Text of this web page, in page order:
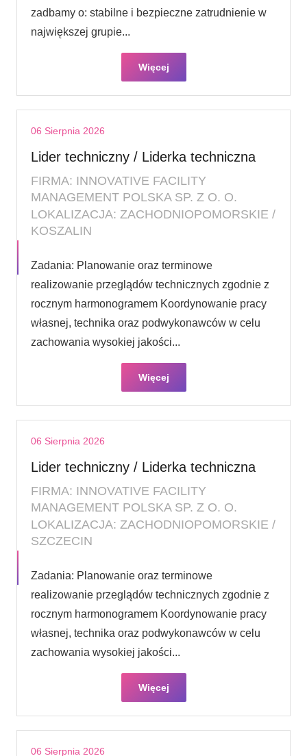
zadbamy o: stabilne i bezpieczne zatrudnienie w
największej grupie...
Więcej
06 Sierpnia 2026
Lider techniczny / Liderka techniczna
FIRMA: INNOVATIVE FACILITY
MANAGEMENT POLSKA SP. Z O. O.
LOKALIZACJA: ZACHODNIOPOMORSKIE /
KOSZALIN
Zadania: Planowanie oraz terminowe
realizowanie przeglądów technicznych zgodnie z
rocznym harmonogramem Koordynowanie pracy
własnej, technika oraz podwykonawców w celu
zachowania wysokiej jakości...
Więcej
06 Sierpnia 2026
Lider techniczny / Liderka techniczna
FIRMA: INNOVATIVE FACILITY
MANAGEMENT POLSKA SP. Z O. O.
LOKALIZACJA: ZACHODNIOPOMORSKIE /
SZCZECIN
Zadania: Planowanie oraz terminowe
realizowanie przeglądów technicznych zgodnie z
rocznym harmonogramem Koordynowanie pracy
własnej, technika oraz podwykonawców w celu
zachowania wysokiej jakości...
Więcej
06 Sierpnia 2026